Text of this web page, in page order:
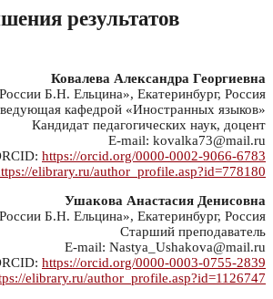
результатов
Ковалева Александра Георгиевна
Б.Н. Ельцина», Екатеринбург, Россия
кафедрой «Иностранных языков»
Кандидат педагогических наук, доцент
E-mail: kovalka73@mail.ru
https://orcid.org/0000-0002-9066-6783
elibrary.ru/author_profile.asp?id=778180
Ушакова Анастасия Денисовна
Б.Н. Ельцина», Екатеринбург, Россия
Старший преподаватель
E-mail: Nastya_Ushakova@mail.ru
https://orcid.org/0000-0003-0755-2839
elibrary.ru/author_profile.asp?id=1126747